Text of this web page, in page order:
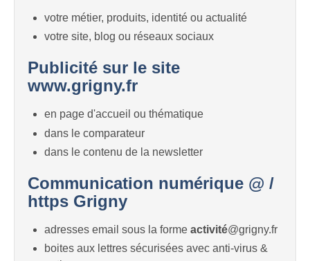
votre métier, produits, identité ou actualité
votre site, blog ou réseaux sociaux
Publicité sur le site
www.grigny.fr
en page d'accueil ou thématique
dans le comparateur
dans le contenu de la newsletter
Communication numérique @ /
https Grigny
adresses email sous la forme activité@grigny.fr
boites aux lettres sécurisées avec anti-virus &